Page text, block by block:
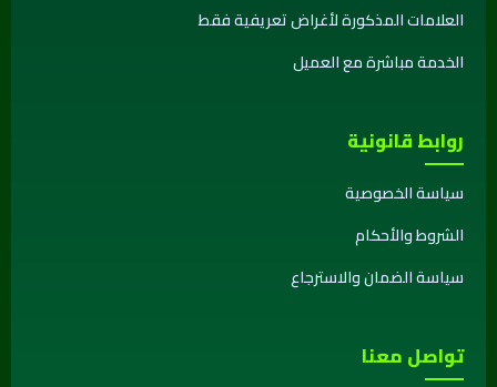
العلامات المذكورة لأغراض تعريفية فقط
الخدمة مباشرة مع العميل
روابط قانونية
سياسة الخصوصية
الشروط والأحكام
سياسة الضمان والاسترجاع
تواصل معنا